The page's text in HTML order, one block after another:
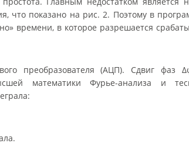
что показано на рис. 2. Поэтому в
времени, в которое разрешается
преобразователя (АЦП). Сдвиг фаз
математики Фурье-анализа и